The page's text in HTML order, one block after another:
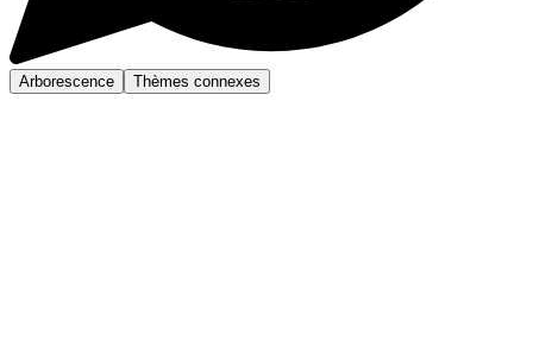
Arborescence Thèmes connexes